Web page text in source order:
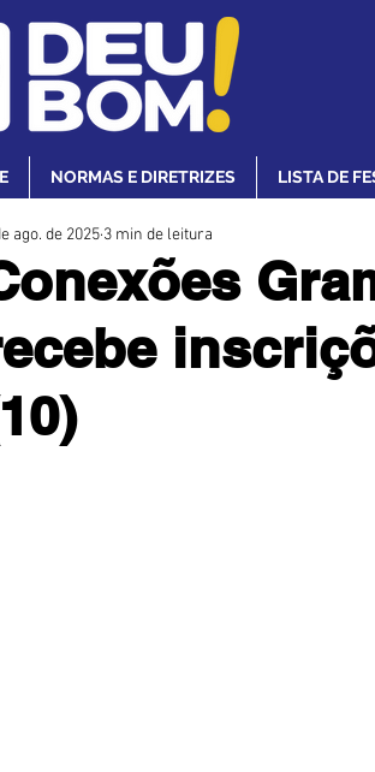
NORMAS E DIRETRIZES LISTA DE
ago. de 2025 3 min de leitura